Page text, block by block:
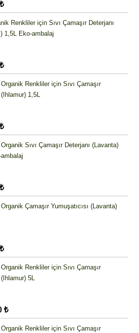
Renkliler için Sıvı Çamaşır Deterjanı
1,5L Eko-ambalaj
Renkliler için Sıvı Çamaşır
(Ihlamur) 1,5L
Sıvı Çamaşır Deterjanı (Lavanta)
Çamaşır Yumuşatıcısı (Lavanta)
Renkliler için Sıvı Çamaşır
(Ihlamur) 5L
₺
Renkliler için Sıvı Çamaşır